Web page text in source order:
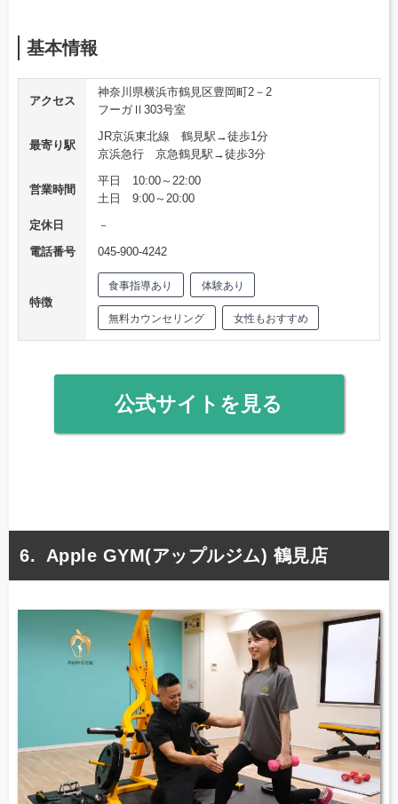
基本情報
アクセス
神奈川県横浜市鶴見区豊岡町2－2
フーガⅡ303号室
最寄り駅
JR京浜東北線 鶴見駅→徒歩1分
京浜急行 京急鶴見駅→徒歩3分
営業時間
平日 10:00～22:00
土日 9:00～20:00
定休日
－
電話番号
045-900-4242
特徴
食事指導あり 体験あり
無料カウンセリング 女性もおすすめ
公式サイトを見る
Apple GYM(アップルジム) 鶴見店